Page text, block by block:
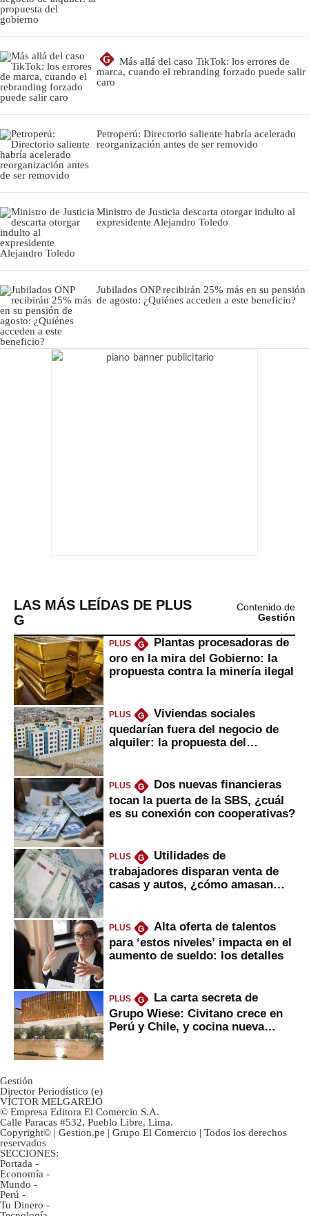
G
Más allá del caso TikTok: los errores de
marca, cuando el rebranding forzado puede salir
caro
Petroperú: Directorio saliente habría acelerado
reorganización antes de ser removido
Ministro de Justicia descarta otorgar indulto al
expresidente Alejandro Toledo
Jubilados ONP recibirán 25% más en su pensión
de agosto: ¿Quiénes acceden a este beneficio?
LAS MÁS LEÍDAS DE PLUS
G
Contenido de
Gestión
PLUS G
Plantas procesadoras de
oro en la mira del Gobierno: la
propuesta contra la minería ilegal
PLUS G
Viviendas sociales
quedarían fuera del negocio de
alquiler: la propuesta del
PLUS G
Dos nuevas financieras
tocan la puerta de la SBS, ¿cuál
es su conexión con cooperativas?
PLUS G
Utilidades de
trabajadores disparan venta de
casas y autos, ¿cómo amasan
PLUS G
Alta oferta de talentos
para ‘estos niveles’ impacta en el
aumento de sueldo: los detalles
PLUS G
La carta secreta de
Grupo Wiese: Civitano crece en
Perú y Chile, y cocina nueva
Gestión
Director Periodístico (e)
VÍCTOR MELGAREJO
© Empresa Editora El Comercio S.A.
Calle Paracas #532, Pueblo Libre, Lima.
Copyright© | Gestion.pe | Grupo El Comercio | Todos los derechos
reservados
SECCIONES:
Portada -
Economía -
Mundo -
Perú -
Tu Dinero -